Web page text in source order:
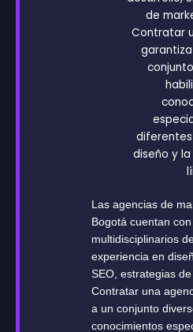
Las agencias de
Bogotá cuentan
multidisciplinarios
experiencia en
SEO, estrategias
Contratar una
a un conjunto
conocimientos